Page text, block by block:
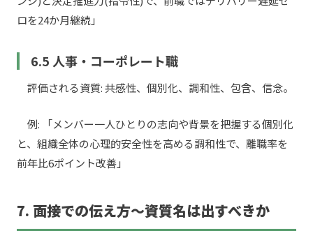
ロを24か月継続」
6.5 人事・コーポレート職
評価される資質: 共感性、個別化、調和性、包含、信念。
例: 「メンバー一人ひとりの志向や背景を把握する個別化
と、組織全体の心理的安全性を高める調和性で、離職率を
前年比6ポイント改善」
7. 面接での伝え方〜資質名は出すべきか